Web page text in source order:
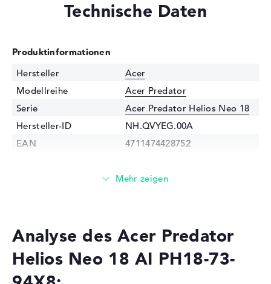
Technische Daten
Produktinformationen
Hersteller
Acer
Modellreihe
Acer Predator
Serie
Acer Predator Helios Neo 18
Hersteller-ID
NH.QVYEG.00A
EAN
4711474428752
Intel Core Ultra 9 275HX / 2,1
Technologie
Cache
40 - 36 MB (L2/L3-Cache)
Grafikkarte
Analyse des Acer Predator
Helios Neo 18 AI PH18-73-